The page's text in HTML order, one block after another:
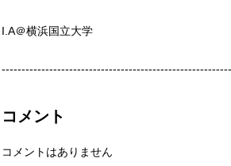
I.A＠横浜国立大学
コメント
コメントはありません